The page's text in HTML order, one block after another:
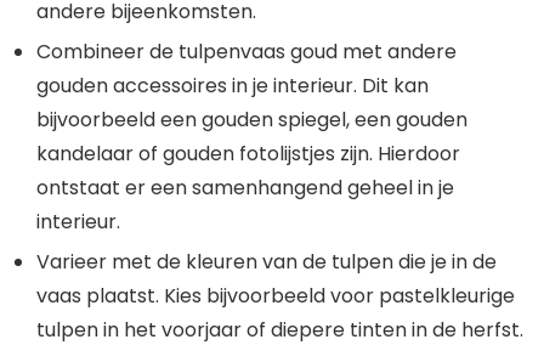
andere bijeenkomsten.
Combineer de tulpenvaas goud met andere
gouden accessoires in je interieur. Dit kan
bijvoorbeeld een gouden spiegel, een gouden
kandelaar of gouden fotolijstjes zijn. Hierdoor
ontstaat er een samenhangend geheel in je
interieur.
Varieer met de kleuren van de tulpen die je in de
vaas plaatst. Kies bijvoorbeeld voor pastelkleurige
tulpen in het voorjaar of diepere tinten in de herfst.